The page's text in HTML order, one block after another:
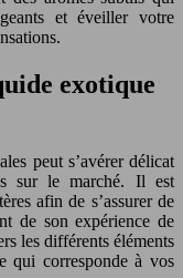
et éveiller votre
exotique
peut s’avérer délicat
sur le marché. Il est
afin de s’assurer de
de son expérience de
les différents éléments
qui corresponde à vos